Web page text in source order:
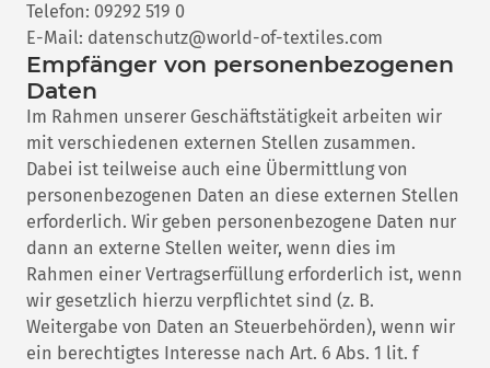
Telefon: 09292 519 0
E-Mail: datenschutz@world-of-textiles.com
Empfänger von personenbezogenen
Daten
Im Rahmen unserer Geschäftstätigkeit arbeiten wir
mit verschiedenen externen Stellen zusammen.
Dabei ist teilweise auch eine Übermittlung von
personenbezogenen Daten an diese externen Stellen
erforderlich. Wir geben personenbezogene Daten nur
dann an externe Stellen weiter, wenn dies im
Rahmen einer Vertragserfüllung erforderlich ist, wenn
wir gesetzlich hierzu verpflichtet sind (z. B.
Weitergabe von Daten an Steuerbehörden), wenn wir
ein berechtigtes Interesse nach Art. 6 Abs. 1 lit. f